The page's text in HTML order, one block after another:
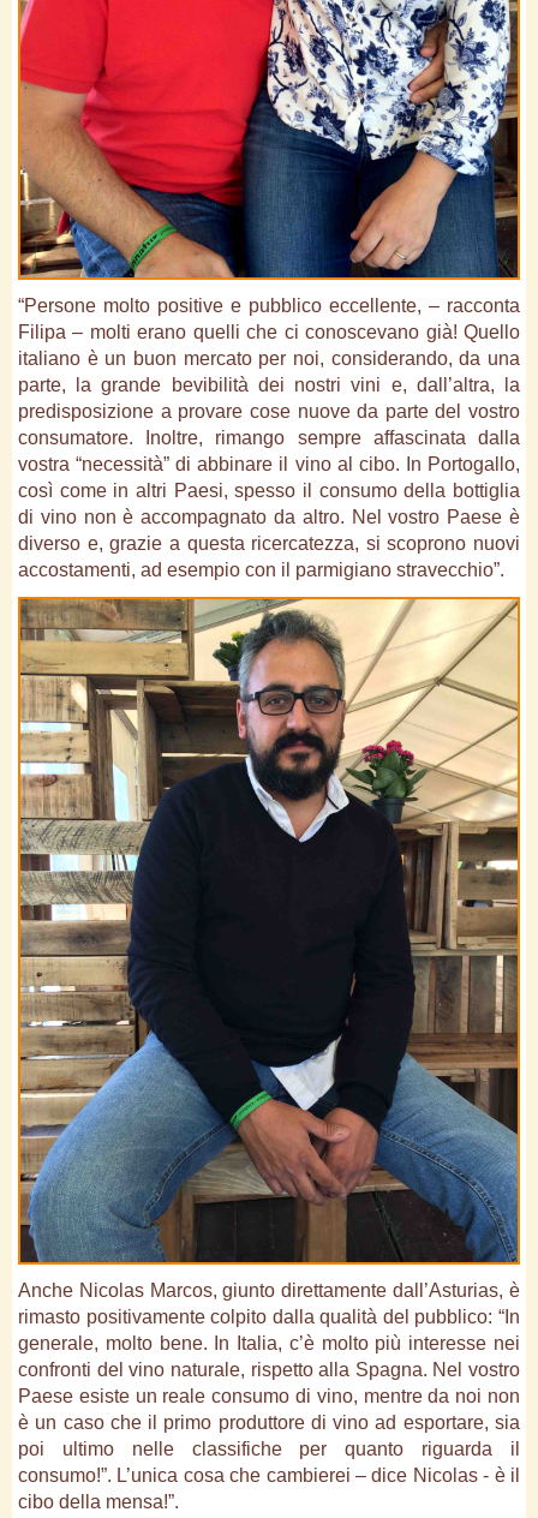
“Persone molto positive e pubblico eccellente, – racconta
Filipa – molti erano quelli che ci conoscevano già! Quello
italiano è un buon mercato per noi, considerando, da una
parte, la grande bevibilità dei nostri vini e, dall’altra, la
predisposizione a provare cose nuove da parte del vostro
consumatore. Inoltre, rimango sempre affascinata dalla
vostra “necessità” di abbinare il vino al cibo. In Portogallo,
così come in altri Paesi, spesso il consumo della bottiglia
di vino non è accompagnato da altro. Nel vostro Paese è
diverso e, grazie a questa ricercatezza, si scoprono nuovi
accostamenti, ad esempio con il parmigiano stravecchio”.
Anche Nicolas Marcos, giunto direttamente dall’Asturias, è
rimasto positivamente colpito dalla qualità del pubblico: “In
generale, molto bene. In Italia, c’è molto più interesse nei
confronti del vino naturale, rispetto alla Spagna. Nel vostro
Paese esiste un reale consumo di vino, mentre da noi non
è un caso che il primo produttore di vino ad esportare, sia
poi ultimo nelle classifiche per quanto riguarda il
consumo!”. L’unica cosa che cambierei – dice Nicolas - è il
cibo della mensa!”.